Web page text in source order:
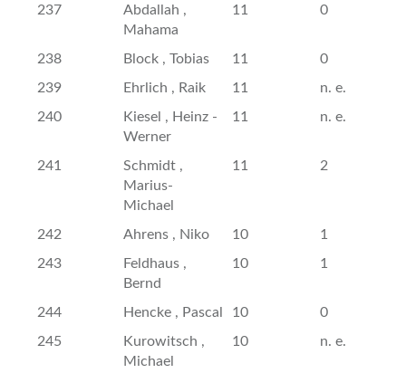
237
Abdallah ,
Mahama
11 0
238 Block , Tobias 11
0
239
Ehrlich , Raik 11
n. e.
240
Kiesel , Heinz -
Werner
11 n. e.
241
Schmidt ,
Marius-
Michael
11 2
242 Ahrens , Niko 10
1
243
Feldhaus ,
Bernd
10 1
244 Hencke , Pascal 10
0
245
Kurowitsch ,
Michael
10 n. e.